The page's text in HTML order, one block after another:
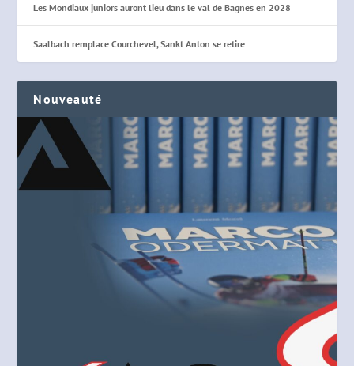
Les Mondiaux juniors auront lieu dans le val de Bagnes en 2028
Saalbach remplace Courchevel, Sankt Anton se retire
Nouveauté